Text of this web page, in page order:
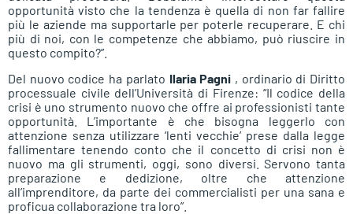
opportunità visto che la tendenza è quella di non far fallire
più le aziende ma supportarle per poterle recuperare. E chi
più di noi, con le competenze che abbiamo, può riuscire in
questo compito?”.
Del nuovo codice ha parlato Ilaria Pagni , ordinario di Diritto
processuale civile dell’Università di Firenze: “Il codice della
crisi è uno strumento nuovo che offre ai professionisti tante
opportunità. L’importante è che bisogna leggerlo con
attenzione senza utilizzare ‘lenti vecchie’ prese dalla legge
fallimentare tenendo conto che il concetto di crisi non è
nuovo ma gli strumenti, oggi, sono diversi. Servono tanta
preparazione e dedizione, oltre che attenzione
all’imprenditore, da parte dei commercialisti per una sana e
proficua collaborazione tra loro”.